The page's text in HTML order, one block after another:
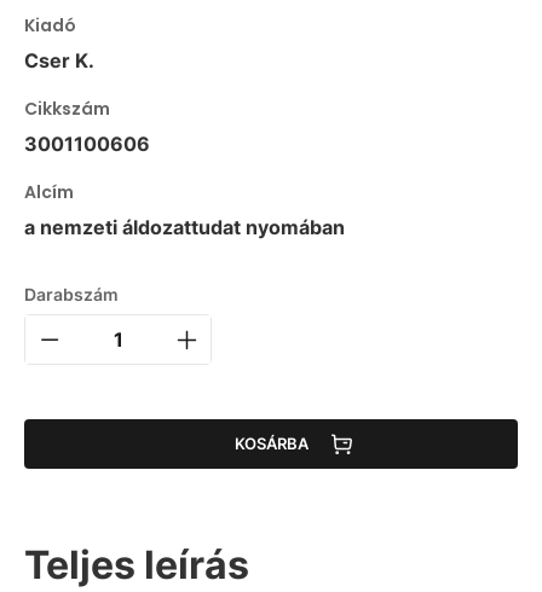
Kiadó
Cser K.
Cikkszám
3001100606
Alcím
a nemzeti áldozattudat nyomában
Darabszám
KOSÁRBA
Teljes leírás